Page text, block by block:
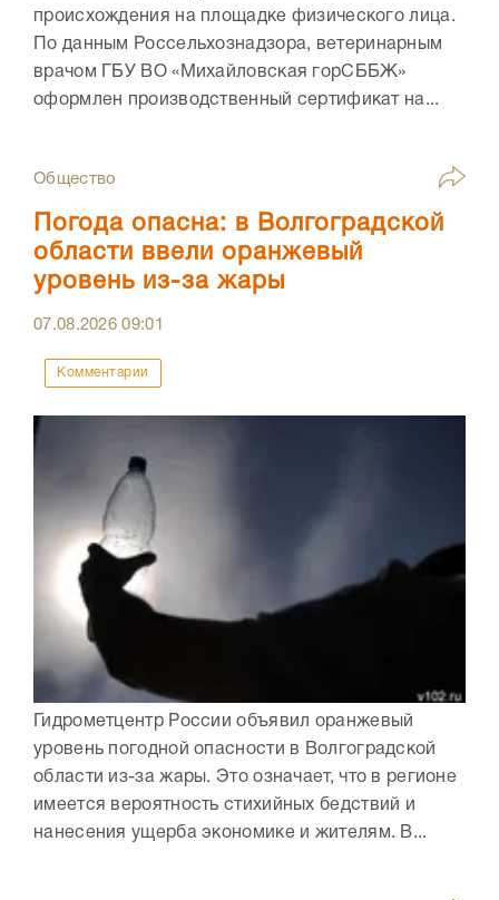
происхождения на площадке физического лица.
По данным Россельхознадзора, ветеринарным
врачом ГБУ ВО «Михайловская горСББЖ»
оформлен производственный сертификат на...
Общество
Погода опасна: в Волгоградской
области ввели оранжевый
уровень из-за жары
07.08.202609:01
Комментарии
Гидрометцентр России объявил оранжевый
уровень погодной опасности в Волгоградской
области из-за жары. Это означает, что в регионе
имеется вероятность стихийных бедствий и
нанесения ущерба экономике и жителям. В...